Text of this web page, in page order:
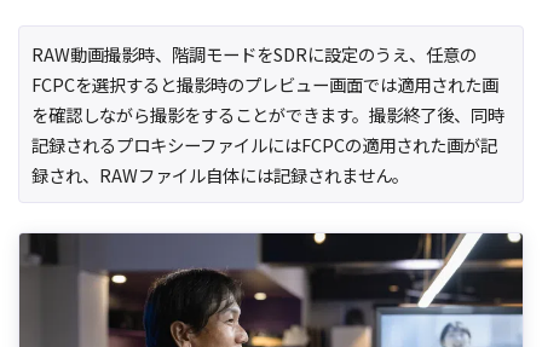
RAW動画撮影時、階調モードをSDRに設定のうえ、任意の
FCPCを選択すると撮影時のプレビュー画面では適用された画
を確認しながら撮影をすることができます。撮影終了後、同時
記録されるプロキシーファイルにはFCPCの適用された画が記
録され、RAWファイル自体には記録されません。